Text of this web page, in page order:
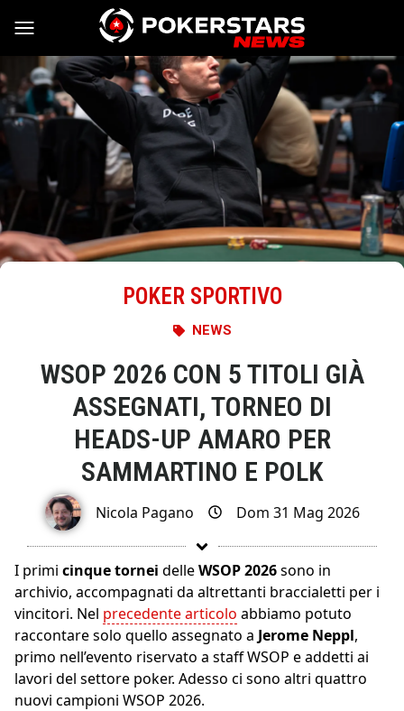
Vai al contenuto
POKER SPORTIVO
NEWS
WSOP 2026 CON 5 TITOLI GIÀ
ASSEGNATI, TORNEO DI
HEADS-UP AMARO PER
SAMMARTINO E POLK
Nicola Pagano Dom 31 Mag 2026
I primi cinque tornei delleWSOP 2026sono in
archivio, accompagnati da altrettanti braccialetti per i
vincitori. Nel precedente articolo abbiamo potuto
raccontare solo quello assegnato a Jerome Neppl,
primo nell’evento riservato a staff WSOP e addetti ai
lavori del settore poker. Adesso ci sono altri quattro
nuovi campioni WSOP 2026.